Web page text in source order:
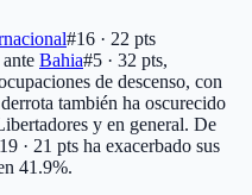
#16 · 22 pts
Bahia#5 · 32 pts,
de descenso, con
también ha oscurecido
y en general. De
· 21 pts ha exacerbado sus
41.9%.